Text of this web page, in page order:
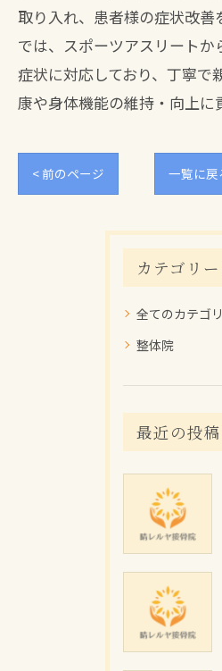
取り入れ、患者様の症状改善
では、スポーツアスリート
症状に対応しており、丁寧で
康や身体機能の維持・向上に
< 前のページ 一覧に戻
カテゴリー
全てのカテゴ
整体院
最近の投稿